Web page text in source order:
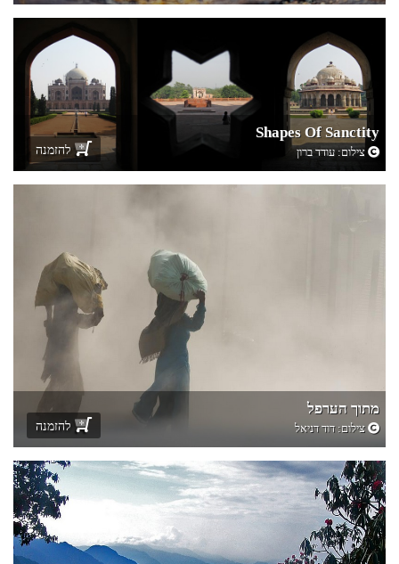
Shapes Of Sanctity
צילום:עודד ברון להזמנה
מתוך הערפל
צילום:דוד דניאל להזמנה